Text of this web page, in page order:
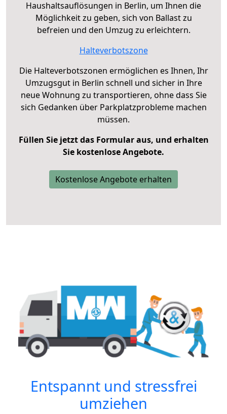
Haushaltsauflösungen in Berlin, um Ihnen die
Möglichkeit zu geben, sich von Ballast zu
befreien und den Umzug zu erleichtern.
Halteverbotszone
Die Halteverbotszonen ermöglichen es Ihnen, Ihr
Umzugsgut in Berlin schnell und sicher in Ihre
neue Wohnung zu transportieren, ohne dass Sie
sich Gedanken über Parkplatzprobleme machen
müssen.
Füllen Sie jetzt das Formular aus, und erhalten
Sie kostenlose Angebote.
Kostenlose Angebote erhalten
Entspannt und stressfrei
umziehen